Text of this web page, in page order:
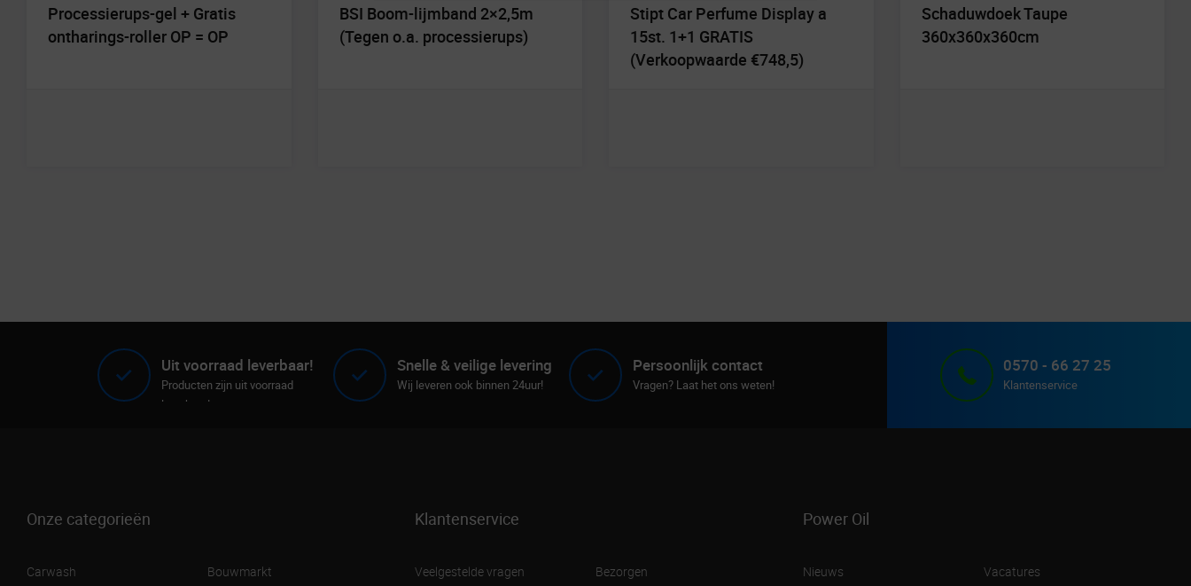
Processierups-gel + Gratis
ontharings-roller OP = OP
BSI Boom-lijmband 2×2,5m
(Tegen o.a. processierups)
Stipt Car Perfume Display a
15st. 1+1 GRATIS
(Verkoopwaarde €748,5)
Schaduwdoek Taupe
360x360x360cm
Uit voorraad leverbaar!
Producten zijn uit voorraad
leverbaar!
Snelle & veilige levering
Wij leveren ook binnen 24uur!
Persoonlijk contact
Vragen? Laat het ons weten!
0570 - 66 27 25
Klantenservice
Onze categorieën
Carwash Bouwmarkt
Klantenservice
Veelgestelde vragen Bezorgen
Power Oil
Nieuws Vacatures